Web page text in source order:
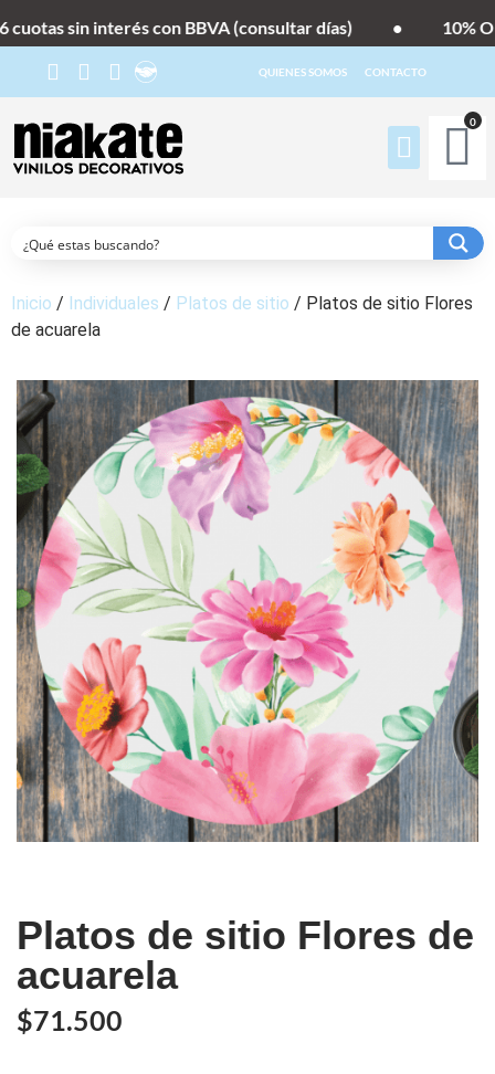
sin interés con BBVA (consultar días) 10%
QUIENES SOMOS CONTACTO
0
Inicio / Individuales / Platos de sitio / Platos de sitio Flores
de acuarela
Platos de sitio Flores de
acuarela
$71.500